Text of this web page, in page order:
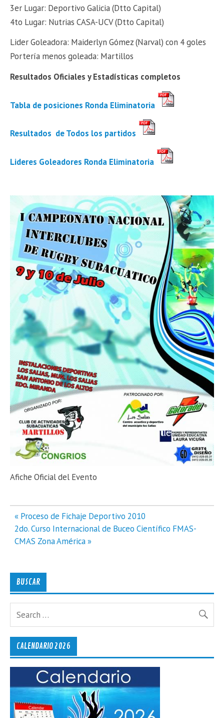
3er Lugar: Deportivo Galicia (Dtto Capital)
4to Lugar: Nutrias CASA-UCV (Dtto Capital)
Lider Goleadora: Maiderlyn Gómez (Narval) con 4 goles
Portería menos goleada: Martillos
Resultados Oficiales y Estadísticas completos
Tabla de posiciones Ronda Eliminatoria
Resultados de Todos los partidos
Lideres Goleadores Ronda Eliminatoria
Afiche Oficial del Evento
Navegación
de
entradas
« Proceso de Fichaje Deportivo 2010
2do. Curso Internacional de Buceo Científico FMAS-
CMAS Zona América »
BUSCAR
CALENDARIO 2026